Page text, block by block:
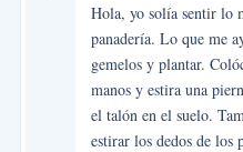
Hola, yo solía sentir lo
panadería. Lo que me
gemelos y plantar.
manos y estira una
el talón en el suelo.
estirar los dedos de los